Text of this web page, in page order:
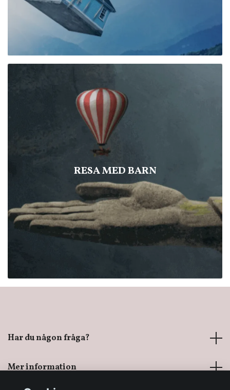
RESA MED BARN
Har du någon fråga?
Mer information